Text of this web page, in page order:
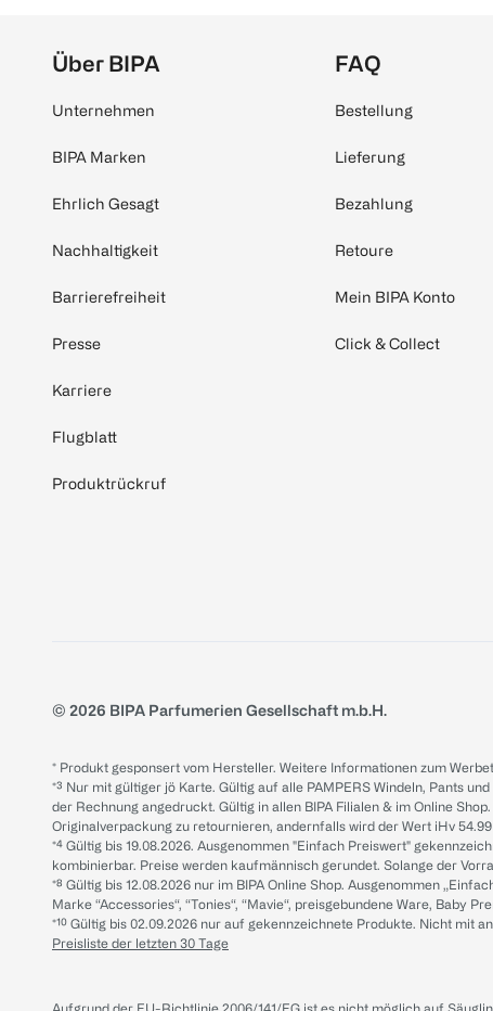
Über BIPA
Unternehmen
BIPA Marken
Ehrlich Gesagt
Nachhaltigkeit
Barrierefreiheit
Presse
Karriere
Flugblatt
Produktrückruf
FAQ
Bestellung
Lieferung
Bezahlung
Retoure
Mein BIPA Konto
Click & Collect
© 2026 BIPA Parfumerien Gesellschaft m.b.H.
* Produkt gesponsert vom Hersteller. Weitere Informationen zum
*³ Nur mit gültiger jö Karte. Gültig auf alle PAMPERS Windeln, Pants
der Rechnung angedruckt. Gültig in allen BIPA Filialen & im Online
Originalverpackung zu retournieren, andernfalls wird der Wert iHv
*⁴ Gültig bis 19.08.2026. Ausgenommen "Einfach Preiswert"
kombinierbar. Preise werden kaufmännisch gerundet. Solange der
*⁸ Gültig bis 12.08.2026 nur im BIPA Online Shop. Ausgenommen
Marke “Accessories“, “Tonies“, “Mavie“, preisgebundene Ware,
*¹⁰ Gültig bis 02.09.2026 nur auf gekennzeichnete Produkte. Nicht mit
Preisliste der letzten 30 Tage
Aufgrund der EU-Richtlinie 2006/141/EG ist es nicht möglich auf